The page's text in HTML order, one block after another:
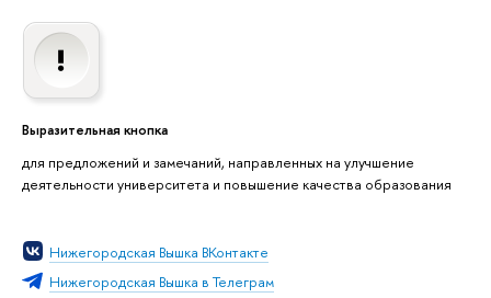
Выразительная кнопка
для предложений и замечаний, направленных на улучшение
деятельности университета и повышение качества образования
Нижегородская Вышка ВКонтакте
Нижегородская Вышка в Телеграм